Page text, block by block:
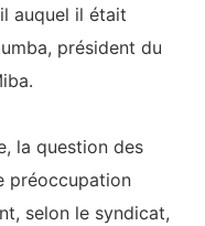
auquel il était
président du
la question des
préoccupation
selon le syndicat,